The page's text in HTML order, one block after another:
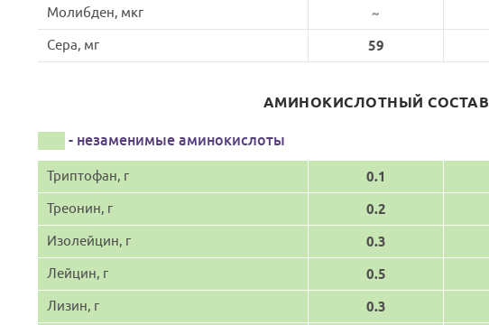
Молибден, мкг
~
Сера, мг
59
АМИНОКИСЛОТНЫЙ СОСТАВ
- незаменимые аминокислоты
Триптофан, г 0.1
Треонин, г
0.2
Изолейцин, г
0.3
Лейцин, г
0.5
Лизин, г
0.3